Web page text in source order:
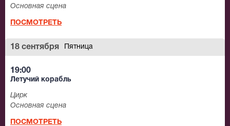
Основная сцена
ПОСМОТРЕТЬ
18 сентября Пятница
19:00
Летучий корабль
Цирк
Основная сцена
ПОСМОТРЕТЬ